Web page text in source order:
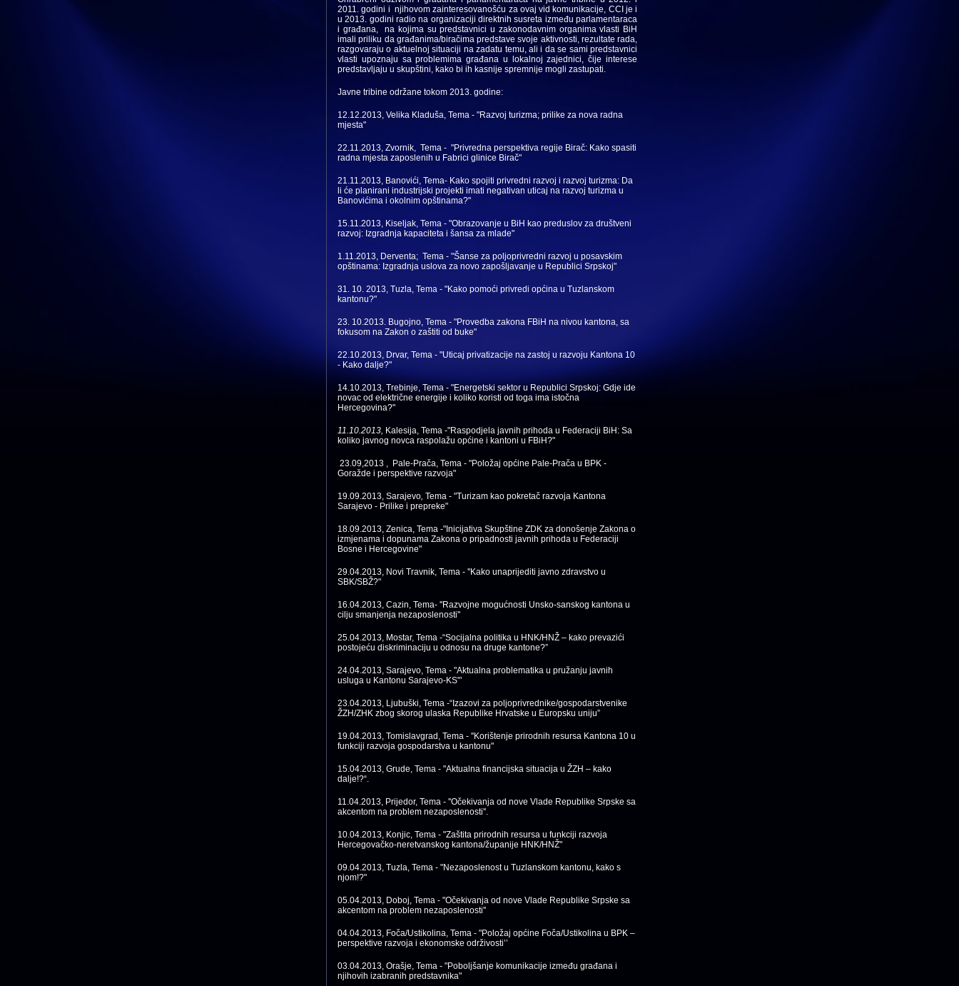
2011. godini i njihovom zainteresovanošću za ovaj vid komunikacije, CCI je i
u 2013. godini radio na organizaciji direktnih susreta između parlamentaraca
i građana, na kojima su predstavnici u zakonodavnim organima vlasti BiH
imali priliku da građanima/biračima predstave svoje aktivnosti, rezultate rada,
razgovaraju o aktuelnoj situaciji na zadatu temu, ali i da se sami predstavnici
vlasti upoznaju sa problemima građana u lokalnoj zajednici, čije interese
predstavljaju u skupštini, kako bi ih kasnije spremnije mogli zastupati.
Javne tribine održane tokom 2013. godine:
12.12.2013, Velika Kladuša, Tema - "Razvoj turizma; prilike za nova radna
mjesta"
22.11.2013, Zvornik, Tema - "Privredna perspektiva regije Birač: Kako spasiti
radna mjesta zaposlenih u Fabrici glinice Birač"
21.11.2013, Banovići, Tema- Kako spojiti privredni razvoj i razvoj turizma: Da
li će planirani industrijski projekti imati negativan uticaj na razvoj turizma u
Banovićima i okolnim opštinama?"
15.11.2013, Kiseljak, Tema - "Obrazovanje u BiH kao preduslov za društveni
razvoj: Izgradnja kapaciteta i šansa za mlade"
1.11.2013, Derventa; Tema - "Šanse za poljoprivredni razvoj u posavskim
opštinama: Izgradnja uslova za novo zapošljavanje u Republici Srpskoj"
31. 10. 2013, Tuzla, Tema - "Kako pomoći privredi općina u Tuzlanskom
kantonu?"
23. 10.2013. Bugojno, Tema - "Provedba zakona FBiH na nivou kantona, sa
fokusom na Zakon o zaštiti od buke"
22.10.2013, Drvar, Tema - "Uticaj privatizacije na zastoj u razvoju Kantona 10
- Kako dalje?"
14.10.2013, Trebinje, Tema - "Energetski sektor u Republici Srpskoj: Gdje ide
novac od električne energije i koliko koristi od toga ima istočna
Hercegovina?"
11.10.2013, Kalesija, Tema -"Raspodjela javnih prihoda u Federaciji BiH: Sa
koliko javnog novca raspolažu općine i kantoni u FBiH?"
23.09,2013 , Pale-Prača, Tema - "Položaj općine Pale-Prača u BPK -
Goražde i perspektive razvoja"
19.09.2013, Sarajevo Tema - "Turizam kao pokretač razvoja Kantona
Sarajevo - Prilike i prepreke"
18.09.2013, Zenica, Tema -"Inicijativa Skupštine ZDK za donošenje Zakona o
izmjenama i dopunama Zakona o pripadnosti javnih prihoda u Federaciji
Bosne i Hercegovine"
29.04.2013, Novi Travnik, Tema - ''Kako unaprijediti javno zdravstvo u
SBK/SBŽ?"
16.04.2013, Cazin, Tema- ''Razvojne mogućnosti Unsko-sanskog kantona u
cilju smanjenja nezaposlenosti''
25.04.2013, Mostar, Tema -“Socijalna politika u HNK/HNŽ – kako prevazići
postojeću diskriminaciju u odnosu na druge kantone?”
24.04.2013, Sarajevo, Tema - "Aktualna problematika u pružanju javnih
usluga u Kantonu Sarajevo-KS"’
23.04.2013, Ljubuški, Tema -“Izazovi za poljoprivrednike/gospodarstvenike
ŽZH/ZHK zbog skorog ulaska Republike Hrvatske u Europsku uniju”
19.04.2013, Tomislavgrad, Tema - ''Korištenje prirodnih resursa Kantona 10 u
funkciji razvoja gospodarstva u kantonu"
15.04.2013, Grude, Tema - "Aktualna financijska situacija u ŽZH – kako
dalje!?“.
11.04.2013, Prijedor, Tema - ''Očekivanja od nove Vlade Republike Srpske sa
akcentom na problem nezaposlenosti''.
10.04.2013, Konjic, Tema - "Zaštita prirodnih resursa u funkciji razvoja
Hercegovačko-neretvanskog kantona/županije HNK/HNŽ"
09.04.2013, Tuzla, Tema - "Nezaposlenost u Tuzlanskom kantonu, kako s
njom!?"
05.04.2013, Doboj, Tema - "Očekivanja od nove Vlade Republike Srpske sa
akcentom na problem nezaposlenosti''
04.04.2013, Foča/Ustikolina, Tema - "Položaj općine Foča/Ustikolina u BPK –
perspektive razvoja i ekonomske održivosti’’
03.04.2013, Orašje, Tema - "Poboljšanje komunikacije između građana i
njihovih izabranih predstavnika"